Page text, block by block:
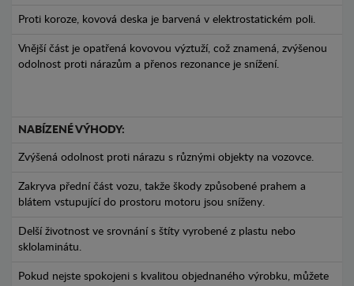
Proti koroze, kovová deska je barvená v elektrostatickém poli.
Vnější část je opatřená kovovou výztuží, což znamená, zvýšenou
odolnost proti nárazům a přenos rezonance je snížení.
NABÍZENÉ VÝHODY:
Zvýšená odolnost proti nárazu s různými objekty na vozovce.
Zakryva přední část vozu, takže škody způsobené prahem a
blátem vstupující do prostoru motoru jsou sníženy.
Delší životnost ve srovnání s štíty vyrobené z plastu nebo
sklolaminátu.
Pokud nejste spokojeni s kvalitou objednaného výrobku, můžete